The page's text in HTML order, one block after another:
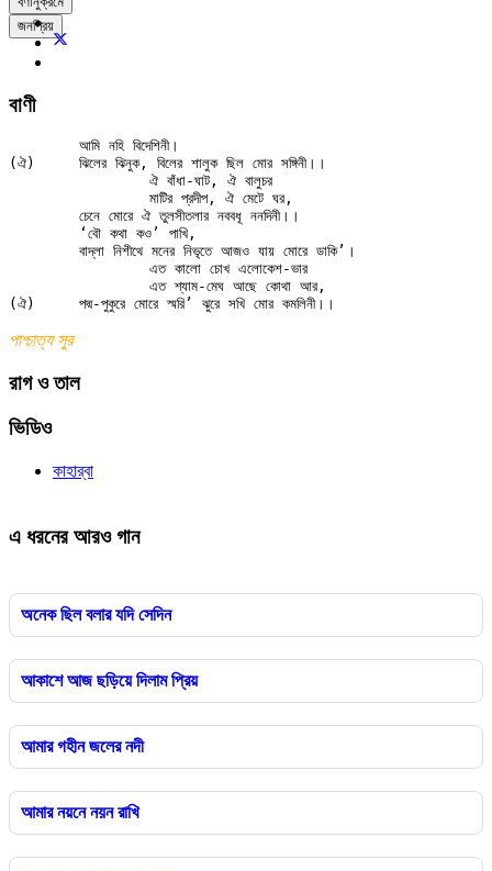
জনপ্রিয়
বাণী
(ঐ)	ঝিলের ঝিনুক, বিলের শালুক ছিল মোর সঙ্গিনী।।
পাশ্চাত্য সুর
রাগ ও তাল
ভিডিও
কাহার্‌বা
এ ধরনের আরও গান
অনেক ছিল বলার যদি সেদিন
আকাশে আজ ছড়িয়ে দিলাম প্রিয়
আমার গহীন জলের নদী
আমার নয়নে নয়ন রাখি